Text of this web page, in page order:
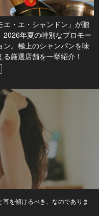
エ・エ・シャンドン」が贈
2026年夏の特別なプロモー
ン。極上のシャンパンを味
る厳選店舗を一挙紹介！
を傾けるべき、なのでありま